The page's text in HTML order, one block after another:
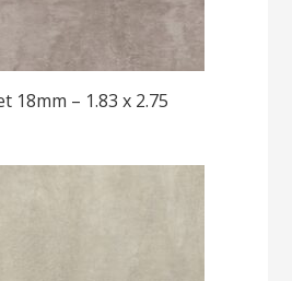
18mm – 1.83 x 2.75